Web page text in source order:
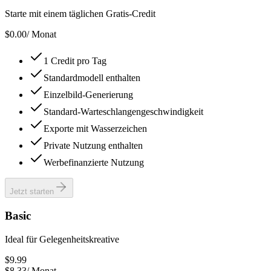
Starte mit einem täglichen Gratis-Credit
$0.00/Monat
1 Credit pro Tag
Standardmodell enthalten
Einzelbild-Generierung
Standard-Warteschlangengeschwindigkeit
Exporte mit Wasserzeichen
Private Nutzung enthalten
Werbefinanzierte Nutzung
Jetzt starten
Basic
Ideal für Gelegenheitskreative
$9.99